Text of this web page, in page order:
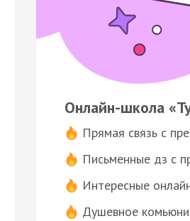
Онлайн-школа
Прямая связь с
Письменные дз с
Интересные
Душевное